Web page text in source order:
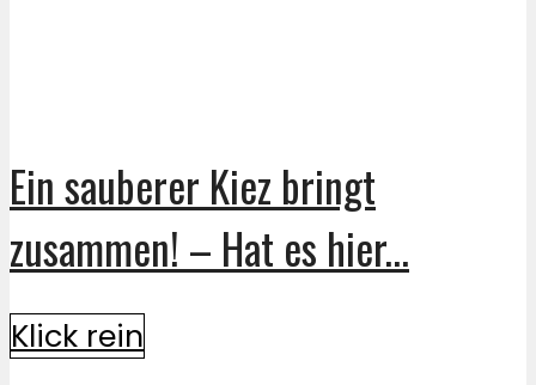
Ein sauberer Kiez bringt
zusammen! – Hat es hier...
Klick rein